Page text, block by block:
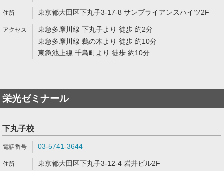
東京都大田区下丸子3-17-8 サンブライアンスハイツ2F
東急多摩川線 下丸子より 徒歩 約2分
東急多摩川線 鵜の木より 徒歩 約10分
東急池上線 千鳥町より 徒歩 約10分
栄光ゼミナール
下丸子校
03-5741-3644
東京都大田区下丸子3-12-4 岩井ビル2F